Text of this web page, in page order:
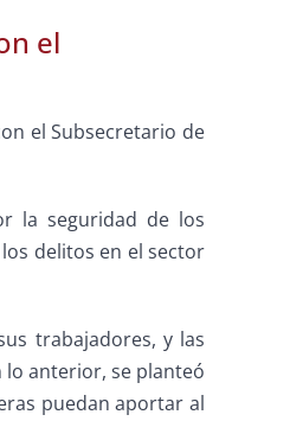
el
el Subsecretario de
la seguridad de los
delitos en el sector
trabajadores, y las
lo anterior, se planteó
puedan aportar al